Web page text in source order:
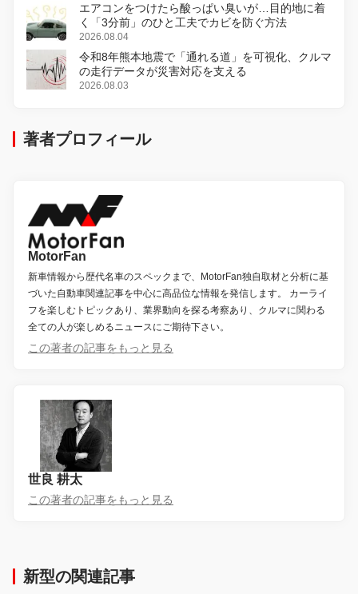
エアコンをつけたら酸っぱい臭いが…目的地に着
く「3分前」のひと工夫でカビを防ぐ方法
2026.08.04
令和8年熊本地震で「通れる道」を可視化、クルマ
の走行データが災害対応を支える
2026.08.03
著者プロフィール
MotorFan
新車情報から歴代名車のスペックまで、MotorFan独自取材と分析に基
づいた自動車関連記事を中心に高品位な情報を発信します。 カーライ
フを楽しむトピックあり、業界動向を探る考察あり、クルマに関わる
全ての人が楽しめるニュースにご期待下さい。
この著者の記事をもっと見る
世良 耕太
この著者の記事をもっと見る
新型の関連記事